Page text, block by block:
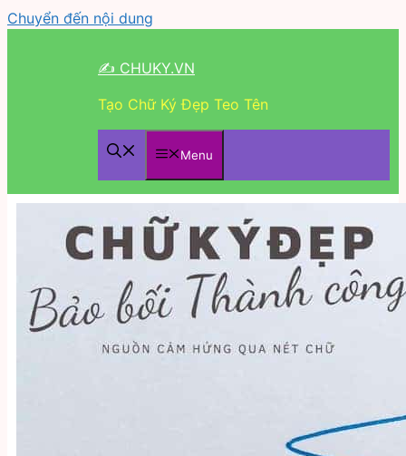
Chuyển đến nội dung
✍ CHUKY.VN
Tạo Chữ Ký Đẹp Teo Tên
Menu